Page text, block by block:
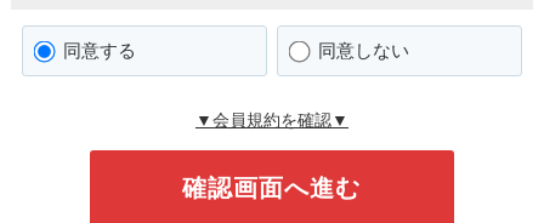
同意する 同意しない
▼会員規約を確認▼